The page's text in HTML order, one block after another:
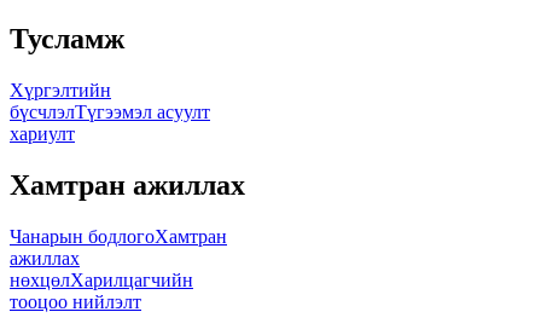
Тусламж
Хүргэлтийн
бүсчлэлТүгээмэл асуулт
хариулт
Хамтран ажиллах
Чанарын бодлогоХамтран
ажиллах
нөхцөлХарилцагчийн
тооцоо нийлэлт